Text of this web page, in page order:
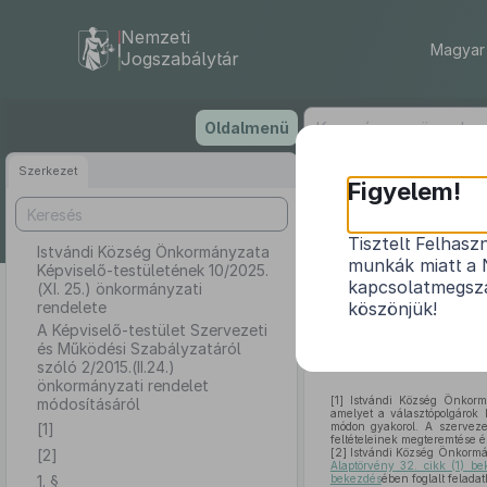
tartalomra
Nemzeti
Jogszabálytár
Oldalmenü
Szerkezet
Istvándi Község Önkormányzata
Képviselő-testületének 10/2025.
(XI. 25.) önkormányzati
rendelete
A Képviselő-testület Szervezeti
és Működési Szabályzatáról
szóló 2/2015.(II.24.)
önkormányzati rendelet
módosításáról
[1]
[2]
1. §
Istvándi
A Képviselő-
[1] Istvándi Község
amelyet a
módon gyakorol. A
feltételeinek megteremtése
[2] Istvándi Község
Alaptörvény 32. cikk (1)
bekezdésében foglalt
Figyelem!
Tisztelt
munkák miatt a
köszönjük!